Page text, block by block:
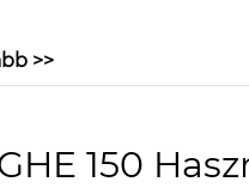
>>
GHE 150